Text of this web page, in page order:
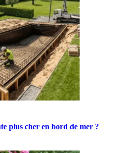
plus cher en bord de mer ?